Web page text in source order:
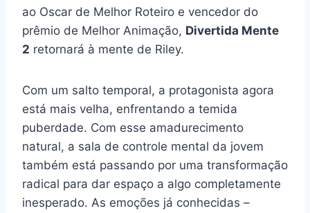
ao Oscar de Melhor Roteiro e vencedor do
prêmio de Melhor Animação, Divertida Mente
2 retornará à mente de Riley.
Com um salto temporal, a protagonista agora
está mais velha, enfrentando a temida
puberdade. Com esse amadurecimento
natural, a sala de controle mental da jovem
também está passando por uma transformação
radical para dar espaço a algo completamente
inesperado. As emoções já conhecidas –